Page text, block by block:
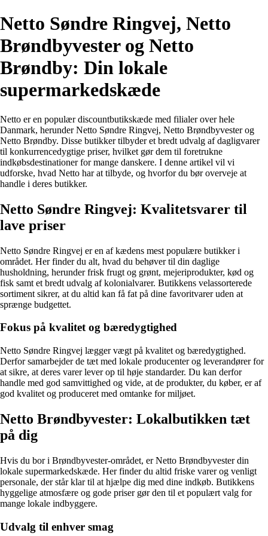
Netto Søndre Ringvej, Netto
Brøndbyvester og Netto
Brøndby: Din lokale
supermarkedskæde
Netto er en populær discountbutikskæde med filialer over hele
Danmark, herunder Netto Søndre Ringvej, Netto Brøndbyvester og
Netto Brøndby. Disse butikker tilbyder et bredt udvalg af dagligvarer
til konkurrencedygtige priser, hvilket gør dem til foretrukne
indkøbsdestinationer for mange danskere. I denne artikel vil vi
udforske, hvad Netto har at tilbyde, og hvorfor du bør overveje at
handle i deres butikker.
Netto Søndre Ringvej: Kvalitetsvarer til
lave priser
Netto Søndre Ringvej er en af kædens mest populære butikker i
området. Her finder du alt, hvad du behøver til din daglige
husholdning, herunder frisk frugt og grønt, mejeriprodukter, kød og
fisk samt et bredt udvalg af kolonialvarer. Butikkens velassorterede
sortiment sikrer, at du altid kan få fat på dine favoritvarer uden at
sprænge budgettet.
Fokus på kvalitet og bæredygtighed
Netto Søndre Ringvej lægger vægt på kvalitet og bæredygtighed.
Derfor samarbejder de tæt med lokale producenter og leverandører for
at sikre, at deres varer lever op til høje standarder. Du kan derfor
handle med god samvittighed og vide, at de produkter, du køber, er af
god kvalitet og produceret med omtanke for miljøet.
Netto Brøndbyvester: Lokalbutikken tæt
på dig
Hvis du bor i Brøndbyvester-området, er Netto Brøndbyvester din
lokale supermarkedskæde. Her finder du altid friske varer og venligt
personale, der står klar til at hjælpe dig med dine indkøb. Butikkens
hyggelige atmosfære og gode priser gør den til et populært valg for
mange lokale indbyggere.
Udvalg til enhver smag